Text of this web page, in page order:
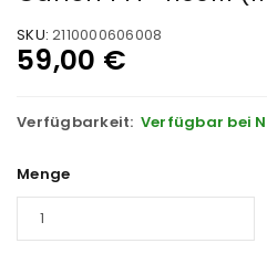
SKU: 2110000606008
59,00 €
Verfügbarkeit: Verfügbar bei
Menge